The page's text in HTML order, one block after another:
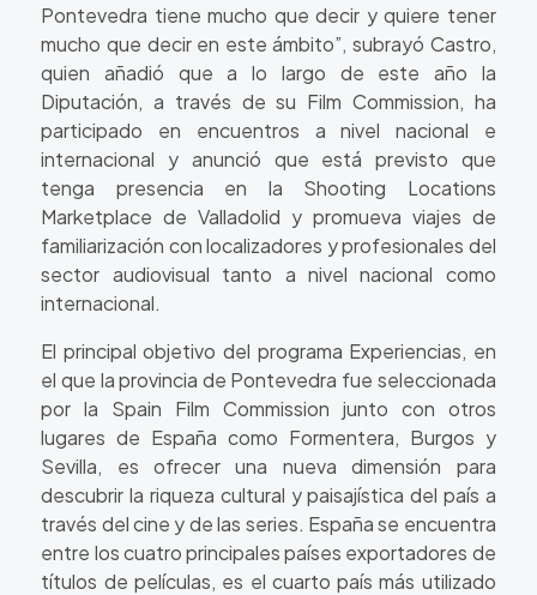
Pontevedra tiene mucho que decir y quiere tener
mucho que decir en este ámbito”, subrayó Castro,
quien añadió que a lo largo de este año la
Diputación, a través de su Film Commission, ha
participado en encuentros a nivel nacional e
internacional y anunció que está previsto que
tenga presencia en la Shooting Locations
Marketplace de Valladolid y promueva viajes de
familiarización con localizadores y profesionales del
sector audiovisual tanto a nivel nacional como
internacional.
El principal objetivo del programa Experiencias, en
el que la provincia de Pontevedra fue seleccionada
por la Spain Film Commission junto con otros
lugares de España como Formentera, Burgos y
Sevilla, es ofrecer una nueva dimensión para
descubrir la riqueza cultural y paisajística del país a
través del cine y de las series. España se encuentra
entre los cuatro principales países exportadores de
títulos de películas, es el cuarto país más utilizado